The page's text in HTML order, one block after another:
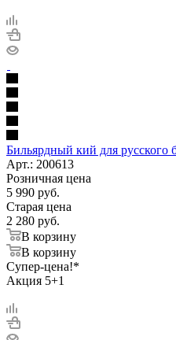
Бильярдный кий для русского
Арт.: 200613
Розничная цена
5 990 руб.
Старая цена
2 280 руб.
В корзину
В корзину
Супер-цена!*
Акция 5+1